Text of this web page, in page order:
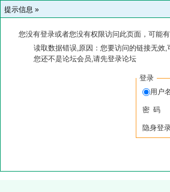
提示信息 »
您没有登录或者您没有权限访问此页面，可能
读取数据错误,原因：您要访问的链接无效
您还不是论坛会员,请先登录论坛
登录
用户名
密 码
隐身登